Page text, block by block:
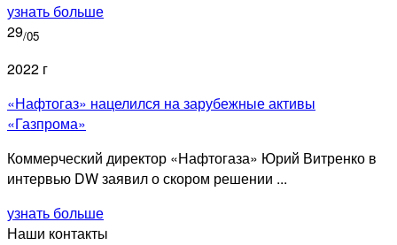
узнать больше
29/05
2022 г
«Нафтогаз» нацелился на зарубежные активы
«Газпрома»
Коммерческий директор «Нафтогаза» Юрий Витренко в
интервью DW заявил о скором решении ...
узнать больше
Наши контакты